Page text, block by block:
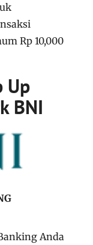
Rp 10,000
Up
BNI
Anda